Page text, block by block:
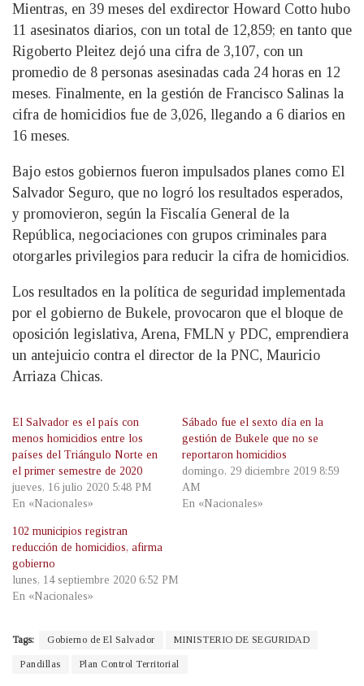
Mientras, en 39 meses del exdirector Howard Cotto hubo
11 asesinatos diarios, con un total de 12,859; en tanto que
Rigoberto Pleitez dejó una cifra de 3,107, con un
promedio de 8 personas asesinadas cada 24 horas en 12
meses. Finalmente, en la gestión de Francisco Salinas la
cifra de homicidios fue de 3,026, llegando a 6 diarios en
16 meses.
Bajo estos gobiernos fueron impulsados planes como El
Salvador Seguro, que no logró los resultados esperados,
y promovieron, según la Fiscalía General de la
República, negociaciones con grupos criminales para
otorgarles privilegios para reducir la cifra de homicidios.
Los resultados en la política de seguridad implementada
por el gobierno de Bukele, provocaron que el bloque de
oposición legislativa, Arena, FMLN y PDC, emprendiera
un antejuicio contra el director de la PNC, Mauricio
Arriaza Chicas.
El Salvador es el país con
menos homicidios entre los
países del Triángulo Norte en
el primer semestre de 2020
jueves, 16 julio 2020 5:48 PM
En «Nacionales»
Sábado fue el sexto día en la
gestión de Bukele que no se
reportaron homicidios
domingo, 29 diciembre 2019 8:59
AM
En «Nacionales»
102 municipios registran
reducción de homicidios, afirma
gobierno
lunes, 14 septiembre 2020 6:52 PM
En «Nacionales»
Tags: Gobierno de El Salvador MINISTERIO DE SEGURIDAD
Pandillas Plan Control Territorial